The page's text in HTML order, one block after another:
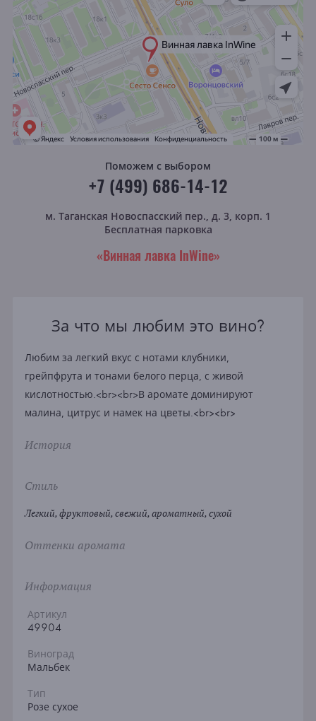
Поможем с выбором
+7 (499) 686-14-12
м. Таганская Новоспасский пер., д. 3, корп. 1
Бесплатная парковка
«Винная лавка InWine»
За что мы любим это вино?
Любим за легкий вкус с нотами клубники,
грейпфрута и тонами белого перца, с живой
кислотностью.<br><br>В аромате доминируют
малина, цитрус и намек на цветы.<br><br>
История
Стиль
Легкий, фруктовый, свежий, ароматный, сухой
Оттенки аромата
Информация
Артикул
49904
Виноград
Мальбек
Тип
Розе сухое